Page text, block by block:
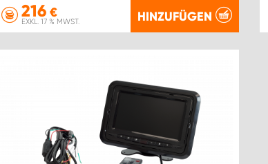
216€
EXKL. 17 % MWST. HINZUFÜGEN